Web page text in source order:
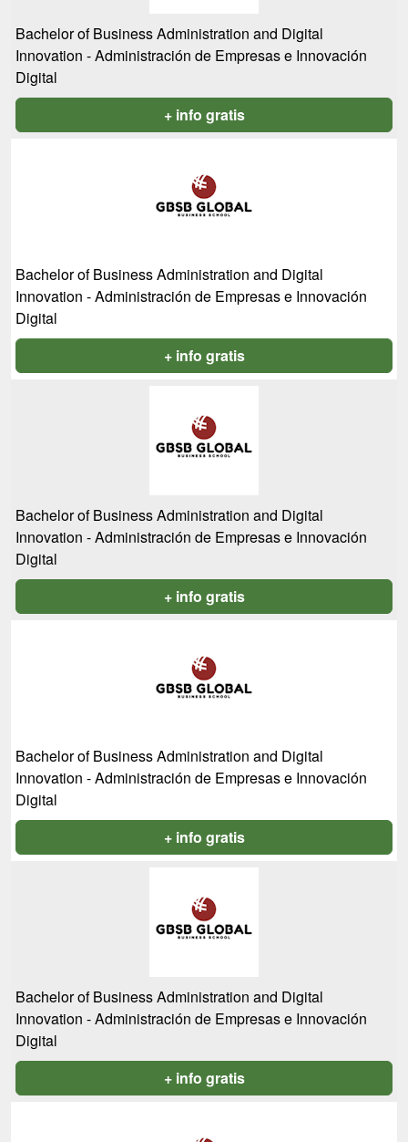
Bachelor of Business Administration and Digital
Innovation - Administración de Empresas e Innovación
Digital
+ info gratis
Bachelor of Business Administration and Digital
Innovation - Administración de Empresas e Innovación
Digital
+ info gratis
Bachelor of Business Administration and Digital
Innovation - Administración de Empresas e Innovación
Digital
+ info gratis
Bachelor of Business Administration and Digital
Innovation - Administración de Empresas e Innovación
Digital
+ info gratis
Bachelor of Business Administration and Digital
Innovation - Administración de Empresas e Innovación
Digital
+ info gratis